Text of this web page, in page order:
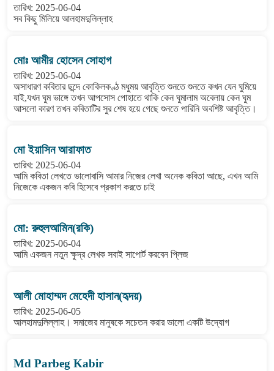
তারিখ: 2025-06-04
সব কিছু মিলিয়ে আলহামদুলিল্লাহ
মোঃ আমীর হোসেন সোহাগ
তারিখ: 2025-06-04
অসাধারণ কবিতার ছন্দে কোকিলকণ্ঠ মধুময় আবৃত্তি শুনতে শুনতে কখন যেন ঘুমিয়ে
যাই,যখন ঘুম ভাঙ্গে তখন আপসোস পোহাতে থাকি কেন ঘুমালাম অবেলায় কেন ঘুম
আসলো কারণ তখন কবিতাটির সুর শেষ হয়ে গেছে শুনতে পারিনি অবশিষ্ট আবৃত্তি।
মো ইয়াসিন আরাফাত
তারিখ: 2025-06-04
আমি কবিতা লেখতে ভালোবাসি আমার নিজের লেখা অনেক কবিতা আছে, এখন আমি
নিজেকে একজন কবি হিসেবে প্রকাশ করতে চাই
মো: রুহুলআমিন(রকি)
তারিখ: 2025-06-04
আমি একজন নতুন ক্ষুদ্র লেখক সবাই সাপোর্ট করবেন প্লিজ
আলী মোহাম্মদ মেহেদী হাসান(হৃদয়)
তারিখ: 2025-06-05
আলহামদুলিল্লাহ। সমাজের মানুষকে সচেতন করার ভালো একটি উদ্যোগ
Md Parbeg Kabir